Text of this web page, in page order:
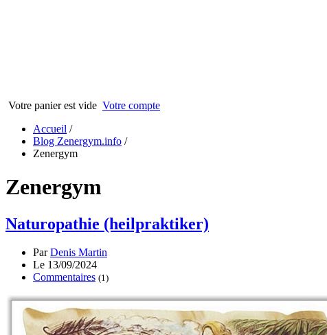
Votre panier est vide Votre compte
Accueil /
Blog Zenergym.info /
Zenergym
Zenergym
Naturopathie (heilpraktiker)
ParDenis Martin
Le 13/09/2024
Commentaires (1)